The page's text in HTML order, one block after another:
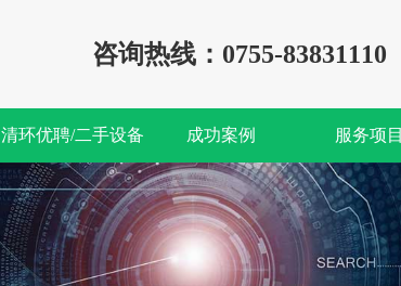
咨询热线：0755-83831110
清环优聘/二手设备 成功案例 服务项目